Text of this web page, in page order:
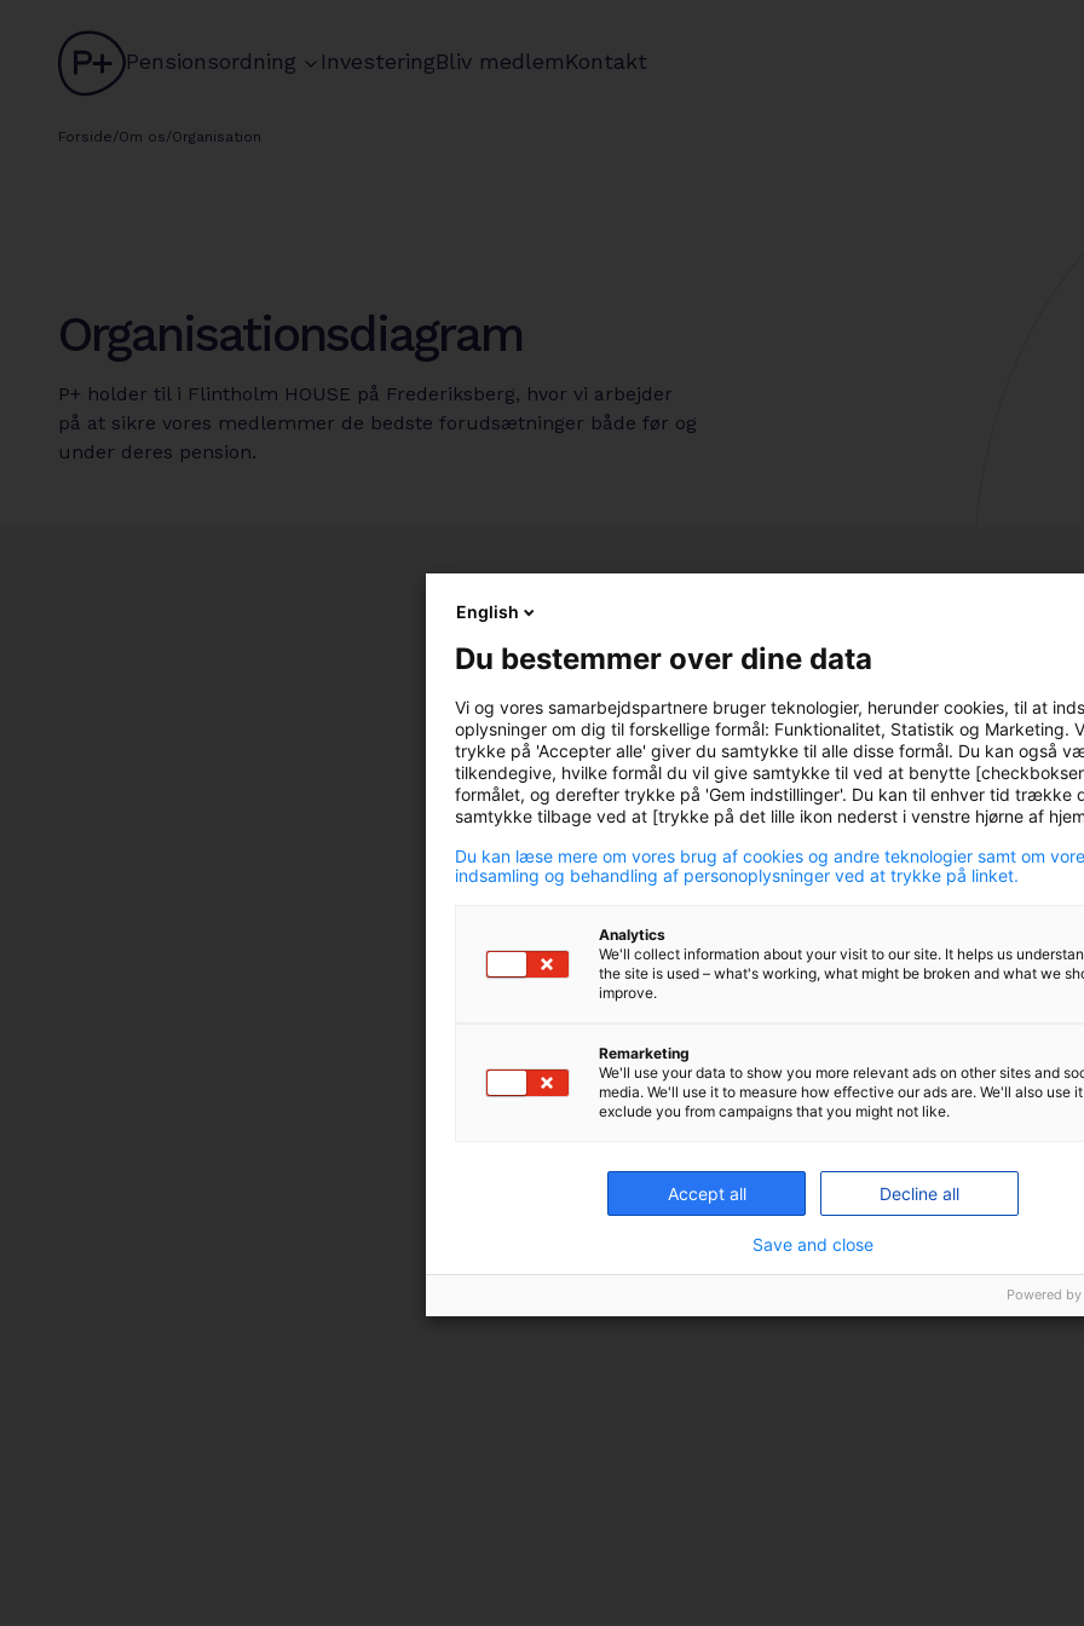
logo
Pensionsordning chevron
InvesteringBliv medlemKontakt
Forside/Om os/Organisation
Organisationsdiagram
P+ holder til i Flintholm HOUSE på Frederiksberg, hvor vi arbejder
på at sikre vores medlemmer de bedste forudsætninger både før og
under deres pension.
English
Du bestemmer over dine data
Vi og vores samarbejdspartnere bruger teknologier, herunder cookies, til at
oplysninger om dig til forskellige formål: Funktionalitet, Statistik og Marketing.
trykke på 'Accepter alle' giver du samtykke til alle disse formål. Du kan også
tilkendegive, hvilke formål du vil give samtykke til ved at benytte
formålet, og derefter trykke på 'Gem indstillinger'. Du kan til enhver tid trække
samtykke tilbage ved at [trykke på det lille ikon nederst i venstre hjørne af
Du kan læse mere om vores brug af cookies og andre teknologier samt om
indsamling og behandling af personoplysninger ved at trykke på linket.
Analytics
We'll collect information about your visit to our site. It helps us
the site is used – what's working, what might be broken and what we
improve.
Remarketing
We'll use your data to show you more relevant ads on other sites and
media. We'll use it to measure how effective our ads are. We'll also use
exclude you from campaigns that you might not like.
Accept all Decline all
Save and close
Powered by